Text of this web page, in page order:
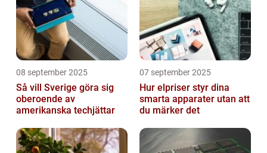
08 september 2025
Så vill Sverige göra sig
oberoende av
amerikanska techjättar
07 september 2025
Hur elpriser styr dina
smarta apparater utan att
du märker det